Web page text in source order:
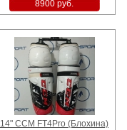
8900 руб.
14" CCM FT4Pro (Блохина)